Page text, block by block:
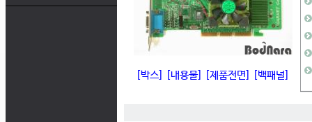
[박스] [내용물] [제품전면] [백패널]